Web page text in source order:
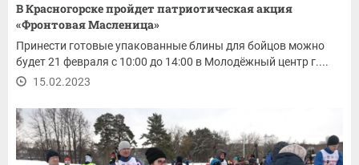
В Красногорске пройдет патриотическая акция
«Фронтовая Масленица»
Принести готовые упакованные блины для бойцов можно
будет 21 февраля с 10:00 до 14:00 в Молодёжный центр г....
15.02.2023